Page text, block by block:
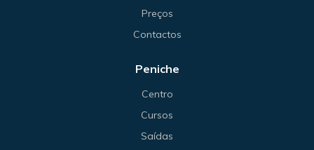
Preços
Contactos
Peniche
Centro
Cursos
Saídas